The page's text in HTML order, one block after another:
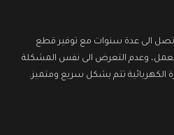
تصل الى عدة سنوات مع توفير قطع
وعدم التعرض الى نفس المشكلة
الكهربائية تتم بشكل سريع ومتميز.